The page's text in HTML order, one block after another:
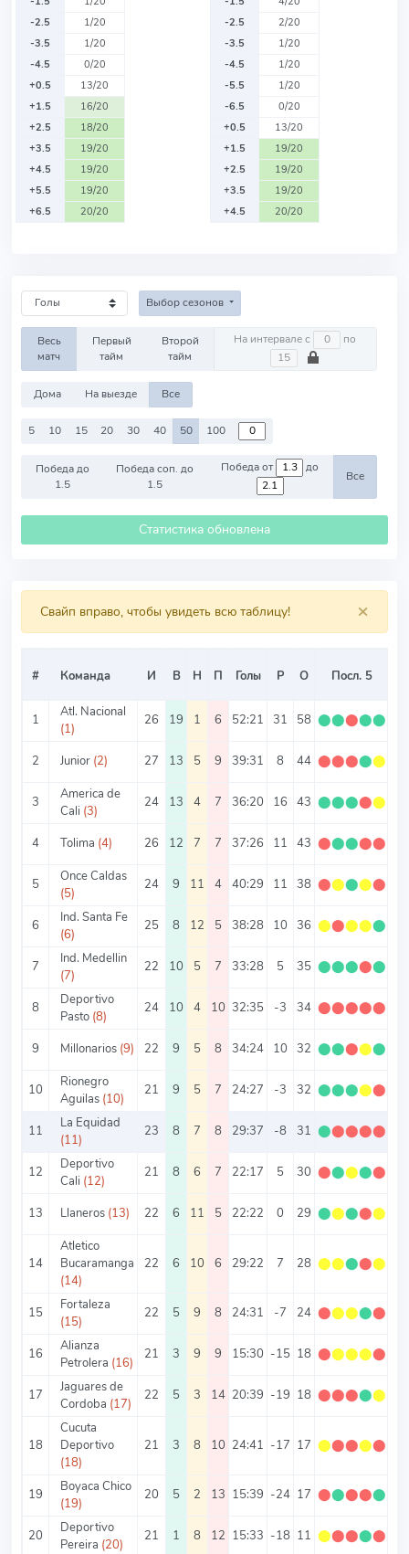
-2.5
1/20
-3.5
1/20
-4.5
0/20
+0.5
13/20
+1.5
16/20
+2.5
18/20
+3.5
19/20
+4.5
19/20
+5.5
19/20
+6.5
20/20
-2.5
2/20
-3.5
1/20
-4.5
1/20
-5.5
1/20
-6.5
0/20
+0.5
13/20
+1.5
19/20
+2.5
19/20
+3.5
19/20
+4.5
20/20
Выбор сезонов
Весь
матч
Первый
тайм
Второй
тайм
На интервале с по
Дома На выезде Все
5 10 15 20 30 40 50 100
Победа до
1.5
Победа соп. до
1.5
Победа от до
Все
Статистика обновлена
×
Свайп вправо, чтобы увидеть всю таблицу!
# Команда И В Н П Голы Р О Посл. 5
1
Atl. Nacional
(1)
26 19 1 6 52:21 31 58 ⬤⬤⬤⬤⬤
2 Junior (2) 27 13 5 9 39:31 8 44 ⬤⬤⬤⬤⬤
3
America de
Cali (3)
24 13 4 7 36:20 16 43 ⬤⬤⬤⬤⬤
4 Tolima (4) 26 12 7 7 37:26 11 43 ⬤⬤⬤⬤⬤
5
Once Caldas
(5)
24 9 11 4 40:29 11 38 ⬤⬤⬤⬤⬤
6
Ind. Santa Fe
(6)
25 8 12 5 38:28 10 36 ⬤⬤⬤⬤⬤
7
Ind. Medellin
(7)
22 10 5 7 33:28 5 35 ⬤⬤⬤⬤⬤
8
Deportivo
Pasto (8)
24 10 4 10 32:35 -3 34 ⬤⬤⬤⬤⬤
9 Millonarios (9) 22 9 5 8 34:24 10 32 ⬤⬤⬤⬤⬤
10
Rionegro
Aguilas (10)
21 9 5 7 24:27 -3 32 ⬤⬤⬤⬤⬤
11
La Equidad
(11)
23 8 7 8 29:37 -8 31 ⬤⬤⬤⬤⬤
12
Deportivo
Cali (12)
21 8 6 7 22:17 5 30 ⬤⬤⬤⬤⬤
13 Llaneros (13) 22 6 11 5 22:22 0 29 ⬤⬤⬤⬤⬤
14
Atletico
Bucaramanga
(14)
22 6 10 6 29:22 7 28 ⬤⬤⬤⬤⬤
15
Fortaleza
(15)
22 5 9 8 24:31 -7 24 ⬤⬤⬤⬤⬤
16
Alianza
Petrolera (16)
21 3 9 9 15:30 -15 18 ⬤⬤⬤⬤⬤
17
Jaguares de
Cordoba (17)
22 5 3 14 20:39 -19 18 ⬤⬤⬤⬤⬤
18
Cucuta
Deportivo
(18)
21 3 8 10 24:41 -17 17 ⬤⬤⬤⬤⬤
19
Boyaca Chico
(19)
20 5 2 13 15:39 -24 17 ⬤⬤⬤⬤⬤
20
Deportivo
Pereira (20)
21 1 8 12 15:33 -18 11 ⬤⬤⬤⬤⬤